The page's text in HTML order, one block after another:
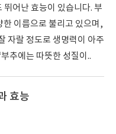
어난 효능이 있습니다. 부
이름으로 불리고 있으며,
자랄 정도로 생명력이 아주
추에는 따뜻한 성질이..
효능